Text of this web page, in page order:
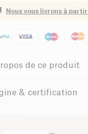
Nous vous livrons à
de ce produit
vient l’heure du
& certification